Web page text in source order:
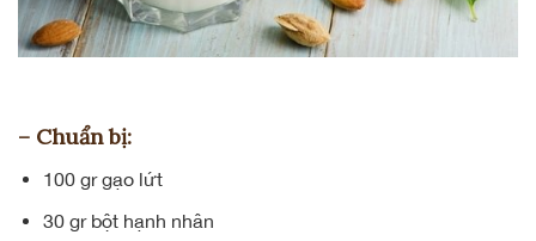
– Chuẩn bị:
100 gr gạo lứt
30 gr bột hạnh nhân